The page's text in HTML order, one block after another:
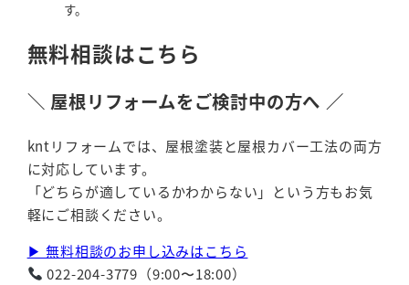
す。
無料相談はこちら
＼ 屋根リフォームをご検討中の方へ ／
kntリフォームでは、屋根塗装と屋根カバー工法の両方
に対応しています。
「どちらが適しているかわからない」という方もお気
軽にご相談ください。
▶ 無料相談のお申し込みはこちら
022-204-3779（9:00〜18:00）